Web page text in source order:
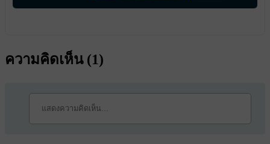
ความคิดเห็น (1)